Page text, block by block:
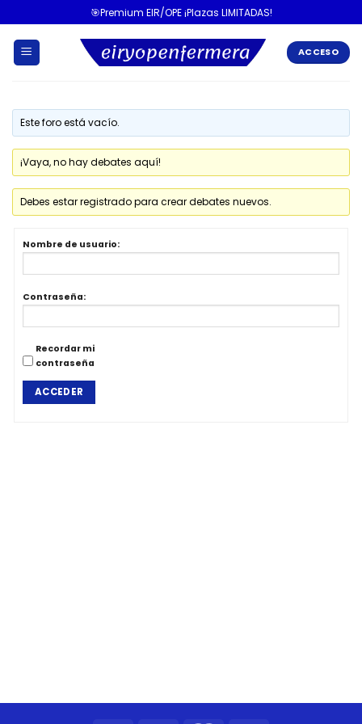
🎯Premium EIR/OPE ¡Plazas LIMITADAS!
ACCESO
Este foro está vacío.
¡Vaya, no hay debates aquí!
Debes estar registrado para crear debates nuevos.
Nombre de usuario:
Contraseña:
Recordar mi
contraseña
ACCEDER